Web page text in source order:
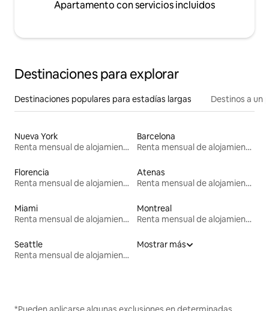
Apartamento con servicios incluidos
Destinaciones para explorar
Destinaciones populares para estadías largas Destinos a un
Nueva York
Renta mensual de alojamientos
Barcelona
Renta mensual de alojamientos
Florencia
Renta mensual de alojamientos
Atenas
Renta mensual de alojamientos
Miami
Renta mensual de alojamientos
Montreal
Renta mensual de alojamientos
Seattle
Renta mensual de alojamientos
Mostrar más